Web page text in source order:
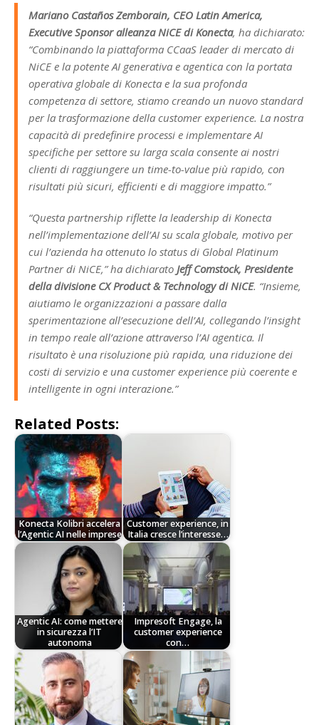
Mariano Castaños Zemborain, CEO Latin America,
Executive Sponsor alleanza NiCE di Konecta, ha dichiarato:
“Combinando la piattaforma CCaaS leader di mercato di
NiCE e la potente AI generativa e agentica con la portata
operativa globale di Konecta e la sua profonda
competenza di settore, stiamo creando un nuovo standard
per la trasformazione della customer experience. La nostra
capacità di predefinire processi e implementare AI
specifiche per settore su larga scala consente ai nostri
clienti di raggiungere un time-to-value più rapido, con
risultati più sicuri, efficienti e di maggiore impatto.”
“Questa partnership riflette la leadership di Konecta
nell’implementazione dell’AI su scala globale, motivo per
cui l’azienda ha ottenuto lo status di Global Platinum
Partner di NiCE,” ha dichiarato Jeff Comstock, Presidente
della divisione CX Product & Technology di NiCE. “Insieme,
aiutiamo le organizzazioni a passare dalla
sperimentazione all’esecuzione dell’AI, collegando l’insight
in tempo reale all’azione attraverso l’AI agentica. Il
risultato è una risoluzione più rapida, una riduzione dei
costi di servizio e una customer experience più coerente e
intelligente in ogni interazione.”
Related Posts:
Konecta Kolibri accelera
l’Agentic AI nelle imprese
Customer experience, in
Italia cresce l’interesse…
Agentic AI: come mettere
in sicurezza l’IT
autonoma
Impresoft Engage, la
customer experience
con…